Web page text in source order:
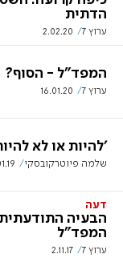
הדתית
ערוץ 7 2.02.20
המפד"ל - הסוף?
ערוץ 7 16.01.20
'להיות או לא
שלמה פיוטרקובסקי
דעה
הבעיה
המפד"ל
ערוץ 7 2.11.17